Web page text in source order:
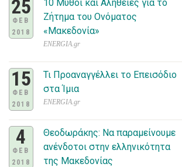
25
ΦΕΒ
2018
10 Μύθοι και Αλήθειες για το
Ζήτημα του Ονόματος
«Μακεδονία»
ENERGIA.gr
15
ΦΕΒ
2018
Τι Προαναγγέλλει το Επεισόδιο
στα Ίμια
ENERGIA.gr
4
ΦΕΒ
2018
Θεοδωράκης: Να παραμείνουμε
ανένδοτοι στην ελληνικότητα
της Μακεδονίας